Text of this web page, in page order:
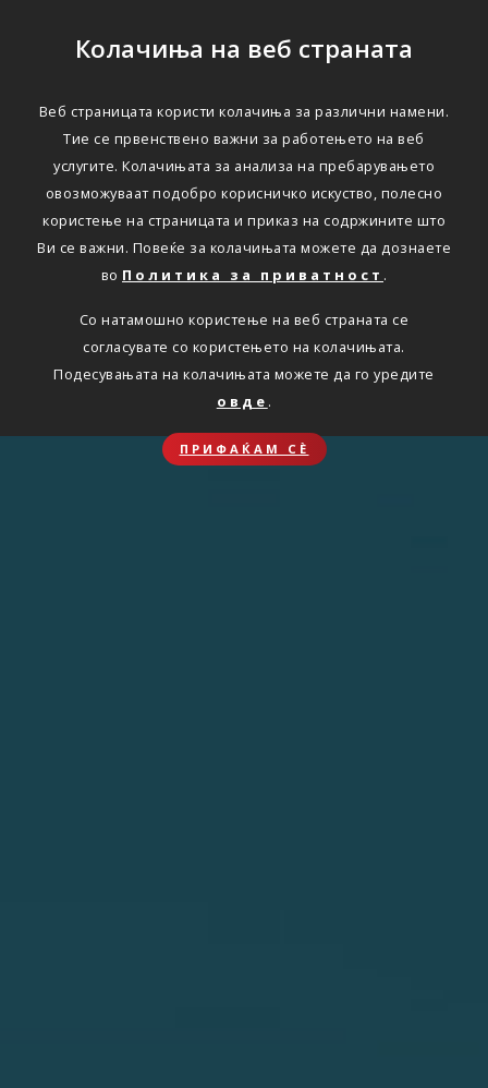
Колачиња на веб страната
Веб страницата користи колачиња за различни намени.
Тие се првенствено важни за работењето на веб
услугите. Колачињата за анализа на пребарувањето
овозможуваат подобро корисничко искуство, полесно
користење на страницата и приказ на содржините што
Ви се важни. Повеќе за колачињата можете да дознаете
во Политика за приватност .
Со натамошно користење на веб страната се
согласувате со користењето на колачињата.
Подесувањата на колачињата можете да го уредите
овде .
ПРИФАЌАМ СЀ